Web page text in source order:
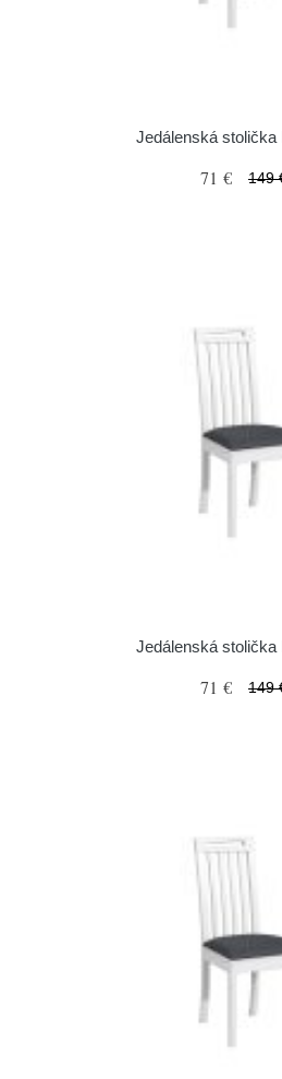
Jedálenská stolička
71 € 149
Jedálenská stolička
71 € 149